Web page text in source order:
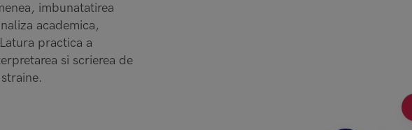
imbunatatirea
academica,
practica a
si scrierea de